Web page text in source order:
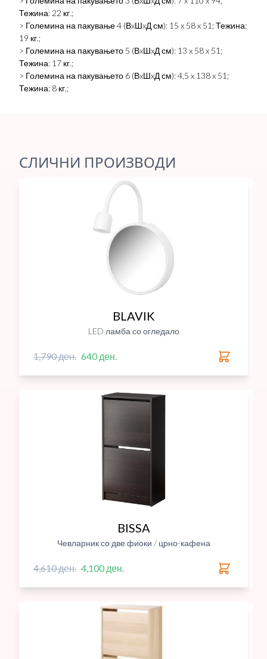
Тежина: 22 кг.;
> Големина на пакување 4 (ВxШxД см): 15 x 58 x 51; Тежина:
19 кг.;
> Големина на пакувањето 5 (ВxШxД см): 13 x 58 x 51;
Тежина: 17 кг.;
> Големина на пакувањето 6 (ВxШxД см): 4,5 x 138 x 51;
Тежина: 8 кг.;
СЛИЧНИ ПРОИЗВОДИ
BLAVIK
LED ламба со огледало
1,790 ден. 640 ден.
BISSA
Чевларник со две фиоки / црно-кафена
4,610 ден. 4,100 ден.